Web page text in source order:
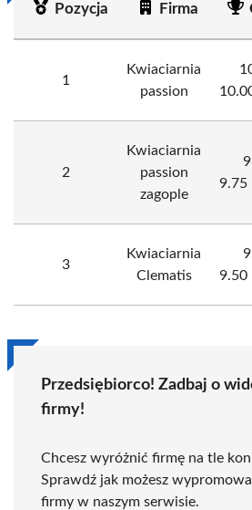
Pozycja Firma
1
Kwiaciarnia
passion
2
Kwiaciarnia
passion
zagople
9.75
3
Kwiaciarnia
Clematis
9.50
Przedsiębiorco! Zadbaj o
firmy!
Chcesz wyróżnić firmę na tle
Sprawdź jak możesz
firmy w naszym serwisie.